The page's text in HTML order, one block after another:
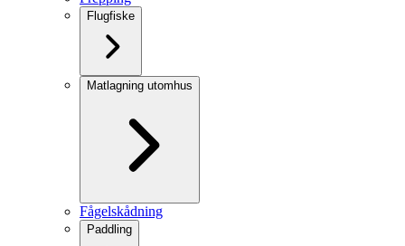
Flugfiske
Matlagning utomhus
Fågelskådning
Paddling